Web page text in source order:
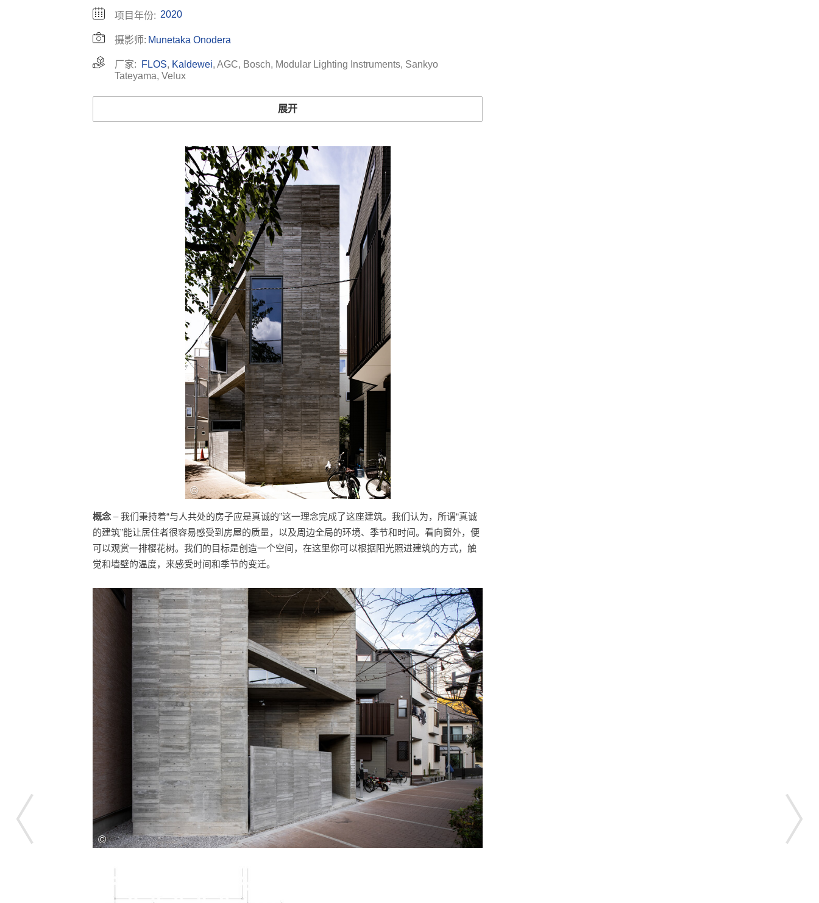
项目年份: 2020
摄影师: Munetaka Onodera
厂家: FLOS, Kaldewei, AGC, Bosch, Modular Lighting Instruments, Sankyo
Tateyama, Velux
展开
收藏这幅画！
概念 – 我们秉持着“与人共处的房子应是真诚的”这一理念完成了这座建筑。我们认为，所谓“真诚
的建筑”能让居住者很容易感受到房屋的质量，以及周边全局的环境、季节和时间。看向窗外，便
可以观赏一排樱花树。我们的目标是创造一个空间，在这里你可以根据阳光照进建筑的方式，触
觉和墙壁的温度，来感受时间和季节的变迁。
收藏这幅画！